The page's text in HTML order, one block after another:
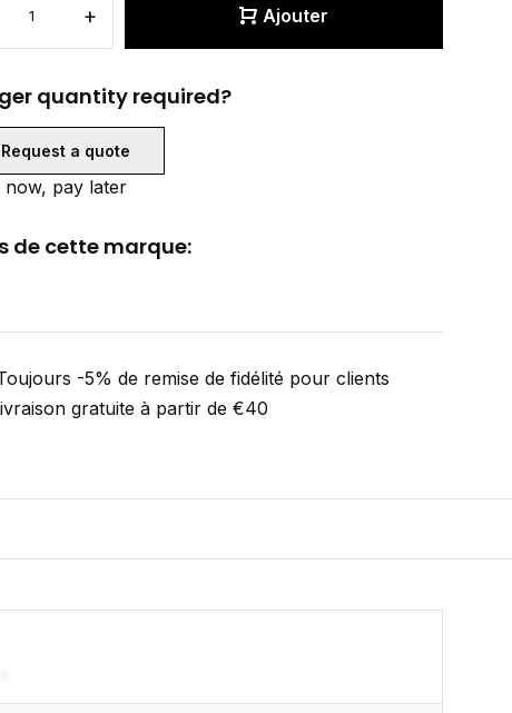
+ Ajouter
quantity required?
Request a quote
now, pay later
de cette marque:
-5% de remise de fidélité pour clients
gratuite à partir de €40